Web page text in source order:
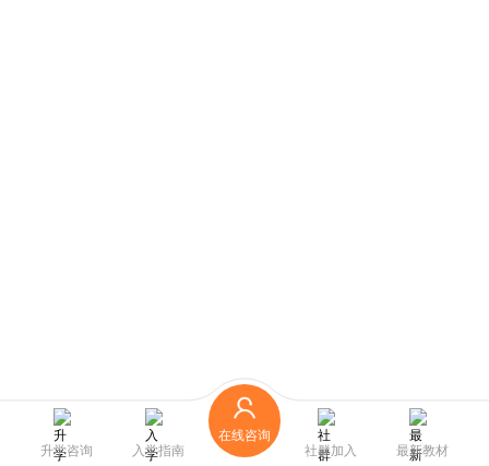
升学咨询 入学指南
在线咨询
社群加入
最新教材